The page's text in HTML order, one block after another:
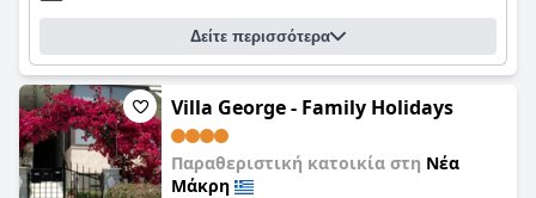
παραθαλάσσιων διακοπών σε μια τοποθεσία που κόβει την
Δείτε περισσότερα
Villa George - Family Holidays
Παραθεριστική κατοικία στη Νέα
Μάκρη